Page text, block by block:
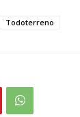
Todoterreno